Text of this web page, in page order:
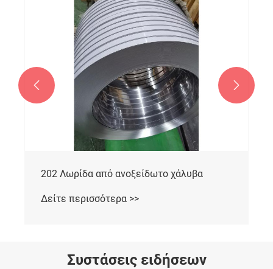
202 Λωρίδα από ανοξείδωτο χάλυβα
Δείτε περισσότερα >>
 
Συστάσεις ειδήσεων